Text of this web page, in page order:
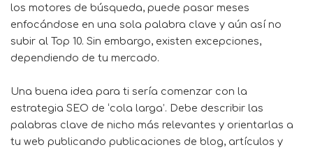
los motores de búsqueda, puede pasar meses
enfocándose en una sola palabra clave y aún así no
subir al Top 10. Sin embargo, existen excepciones,
dependiendo de tu mercado.
Una buena idea para ti sería comenzar con la
estrategia SEO de ‘cola larga’. Debe describir las
palabras clave de nicho más relevantes y orientarlas a
tu web publicando publicaciones de blog, artículos y